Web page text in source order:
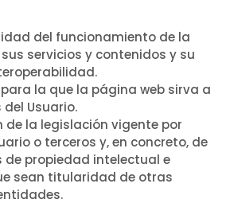
del funcionamiento de la
servicios y contenidos y su
la que la página web sirva a
Usuario.
de la legislación vigente por
o terceros y, en concreto, de
de propiedad intelectual e
sean titularidad de otras